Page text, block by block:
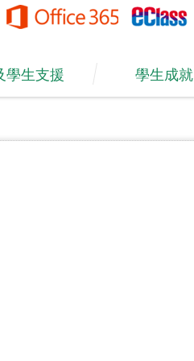
學生支援 學生成就